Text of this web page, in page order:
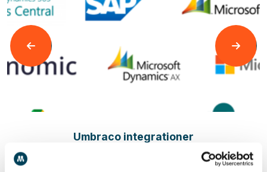
Umbraco integrationer
Integrationer til alle systemer